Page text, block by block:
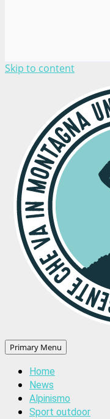
Skip to content
Primary Menu
Home
News
Alpinismo
Sport outdoor